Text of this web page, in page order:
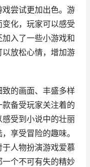
尝试更加出色。游
化，玩家可以感受
入了一些小游戏和
放松心情，增加游
致的画面、丰盛多样
备受玩家关注着的
受到小说中的壮丽
享受冒险的趣味。
人物扮演游戏爱慕
个不可有失的精妙